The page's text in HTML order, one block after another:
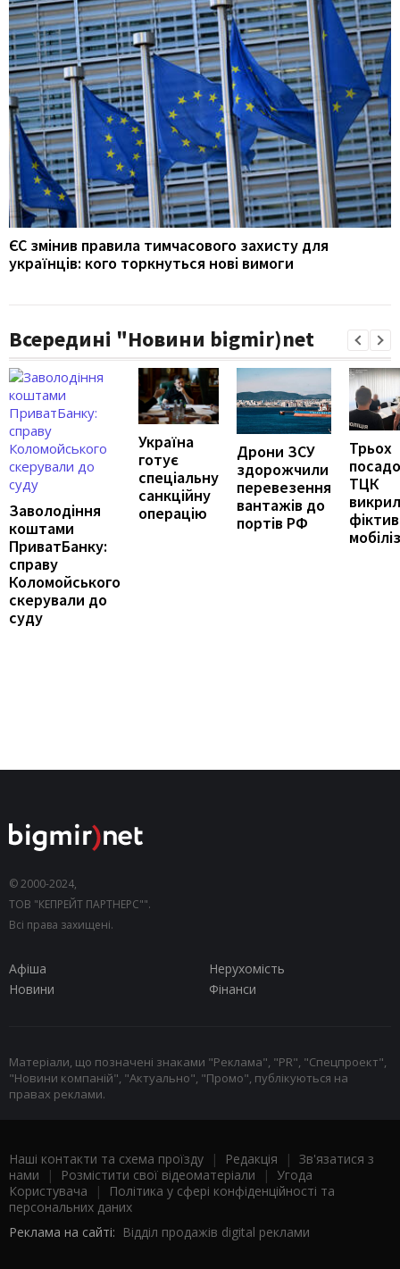
ЄС змінив правила тимчасового захисту для
українців: кого торкнуться нові вимоги
Всередині "Новини bigmir)net
Заволодіння
коштами
ПриватБанку:
справу
Коломойського
скерували до
суду
Україна
готує
спеціальну
санкційну
операцію
Дрони ЗСУ
здорожчили
перевезення
вантажів до
портів РФ
Трьох
ТЦК
© 2000-2024,
ТОВ "КЕПРЕЙТ ПАРТНЕРС"".
Всі права захищені.
Афіша
Нерухомість
Новини
Фінанси
Матеріали, що позначені знаками "Реклама", "PR", "Спецпроект",
"Новини компаній", "Актуально", "Промо", публікуються на
правах реклами.
Наші контакти та схема проїзду | Редакція | Зв'язатися з
нами | Розмістити свої відеоматеріали | Угода
Користувача |
Політика у сфері конфіденційності та
персональних даних
Реклама на сайті: Відділ продажів digital реклами